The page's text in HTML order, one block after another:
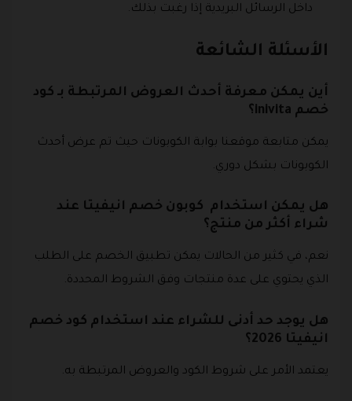
داخل الرسائل البريدية إذا رغبت بذلك.
الأسئلة الشائعة
أين يمكن معرفة أحدث العروض المرتبطة بـ كود
خصم inivita؟
يمكن متابعة موقعنا بوابة الكوبونات حيث تم عرض أحدث
الكوبونات بشكل دوري.
هل يمكن استخدام كوبون خصم انيفيتا عند
شراء أكثر من منتج؟
نعم، في كثير من الحالات يمكن تطبيق الخصم على الطلب
الذي يحتوي على عدة منتجات وفق الشروط المحددة.
هل يوجد حد أدنى للشراء عند استخدام كود خصم
انيفيتا 2026؟
يعتمد الأمر على شروط الكود والعروض المرتبطة به.